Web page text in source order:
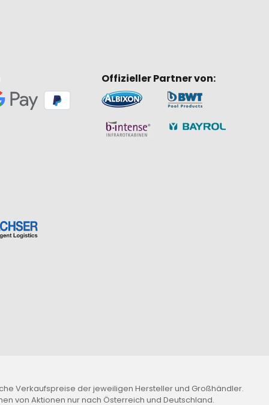
Offizieller Partner von:
Verkaufspreise der jeweiligen Hersteller und Großhändler.
von Aktionen nur nach Österreich und Deutschland.